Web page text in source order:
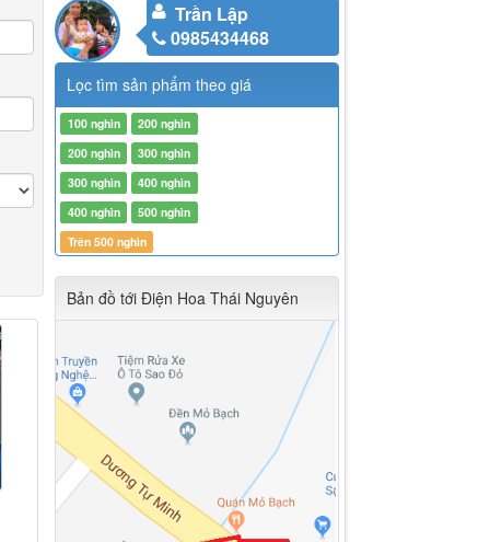
Trần Lập
0985434468
Lọc tìm sản phẩm theo giá
100 nghìn
200 nghìn
200 nghìn
300 nghìn
300 nghìn
400 nghìn
400 nghìn
500 nghìn
Trên 500 nghìn
Bản đồ tới Điện Hoa Thái Nguyên